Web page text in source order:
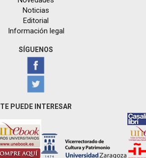
Noticias
Editorial
Información legal
SÍGUENOS
TE PUEDE INTERESAR